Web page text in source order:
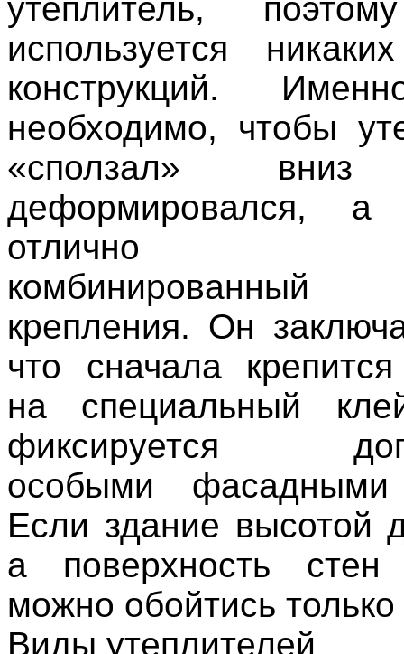
утеплитель,
используется
конструкций.
необходимо, чтобы
«сползал»
деформировался, а
отлично
крепления. Он
что сначала
на специальный
фиксируется
особыми
Если здание высотой
а поверхность
можно обойтись
Виды утеплителей